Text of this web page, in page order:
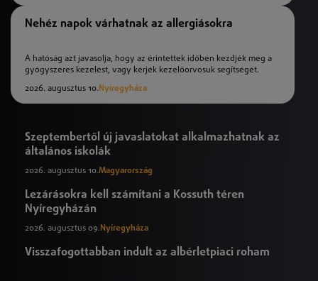
Nehéz napok várhatnak az allergiásokra
A hatóság azt javasolja, hogy az érintettek időben kezdjék meg a
gyógyszeres kezelést, vagy kérjék kezelőorvosuk segítségét.
2026. augusztus 10. Nyíregyháza
Szeptembertől új javaslatokat alkalmazhatnak az
általános iskolák
2026. augusztus 10.Magyarország
Lezárásokra kell számítani a Kossuth téren
Nyíregyházán
2026. augusztus 09. Nyíregyháza
Visszafogottabban indult az albérletpiaci roham